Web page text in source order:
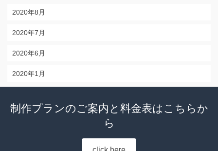
2020年8月
2020年7月
2020年6月
2020年1月
制作プランのご案内と料金表はこちらか
ら